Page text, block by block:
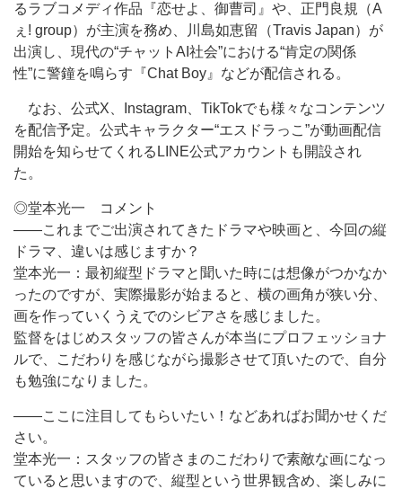
るラブコメディ作品『恋せよ、御曹司』や、正門良規（A
ぇ! group）が主演を務め、川島如恵留（Travis Japan）が
出演し、現代の“チャットAI社会”における“肯定の関係
性”に警鐘を鳴らす『Chat Boy』などが配信される。
なお、公式X、Instagram、TikTokでも様々なコンテンツ
を配信予定。公式キャラクター“エスドラっこ”が動画配信
開始を知らせてくれるLINE公式アカウントも開設され
た。
◎堂本光一 コメント
――これまでご出演されてきたドラマや映画と、今回の縦
ドラマ、違いは感じますか？
堂本光一：最初縦型ドラマと聞いた時には想像がつかなか
ったのですが、実際撮影が始まると、横の画角が狭い分、
画を作っていくうえでのシビアさを感じました。
監督をはじめスタッフの皆さんが本当にプロフェッショナ
ルで、こだわりを感じながら撮影させて頂いたので、自分
も勉強になりました。
――ここに注目してもらいたい！などあればお聞かせくだ
さい。
堂本光一：スタッフの皆さまのこだわりで素敵な画になっ
ていると思いますので、縦型という世界観含め、楽しみに